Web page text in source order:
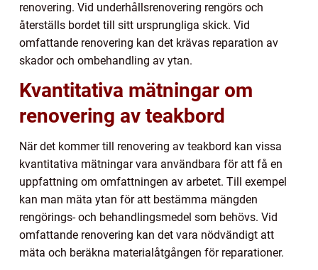
renovering. Vid underhållsrenovering rengörs och
återställs bordet till sitt ursprungliga skick. Vid
omfattande renovering kan det krävas reparation av
skador och ombehandling av ytan.
Kvantitativa mätningar om
renovering av teakbord
När det kommer till renovering av teakbord kan vissa
kvantitativa mätningar vara användbara för att få en
uppfattning om omfattningen av arbetet. Till exempel
kan man mäta ytan för att bestämma mängden
rengörings- och behandlingsmedel som behövs. Vid
omfattande renovering kan det vara nödvändigt att
mäta och beräkna materialåtgången för reparationer.